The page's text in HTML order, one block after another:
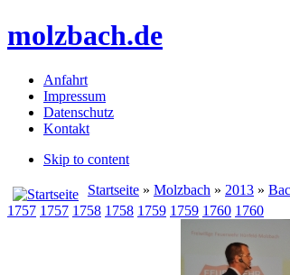
molzbach.de
Anfahrt
Impressum
Datenschutz
Kontakt
Skip to content
Startseite » Molzbach » 2013 »
1757 1757 1758 1758 1759 1759 1760 1760